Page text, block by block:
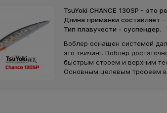
TsuYoki CHANCE 130SP - это
Длина приманки составляет
Тип плавучести - суспендер.
Воблер оснащен системой
это твичинг. Воблер
быстрым строем и верхним
Основным целевым трофеем